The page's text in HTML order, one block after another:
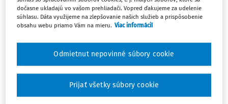
Celý odborný obsah z tejto oblasti je
dostupný predplatiteľom portálu.
Odomknite si prístup k odbornému
obsahu a získajte prístup na 10 dní
zdarma, stačí sa len zaregistrovať.
dočasne ukladajú vo vašom prehliadači. Vopred ďakujeme za udelenie
súhlasu. Dáta využijeme na zlepšovanie našich služieb a prispôsobenie
obsahu webu priamo Vám na mieru. Viac informácií
Odmietnut nepovinné súbory cookie
Prijať všetky súbory cookie